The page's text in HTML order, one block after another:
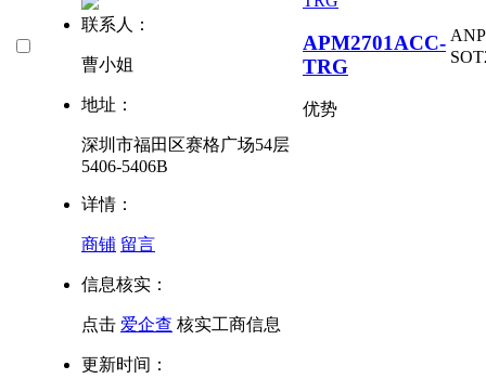
联系人：
曹小姐
地址：
深圳市福田区赛格广场54层
5406-5406B
详情：
商铺 留言
信息核实：
点击 爱企查 核实工商信息
更新时间：
APM2701ACC-
TRG
优势